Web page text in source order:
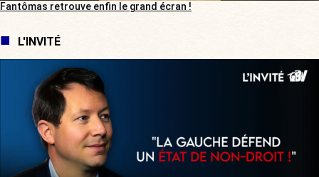
Fantômas retrouve enfin le grand écran !
L'INVITÉ